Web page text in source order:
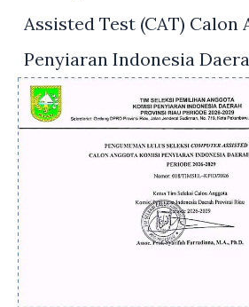
Assisted Test (CAT) Calon
Penyiaran Indonesia